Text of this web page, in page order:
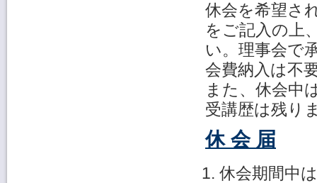
休会を希望さ
をご記入の上
い。理事会で
会費納入は不
また、休会中
受講歴は残り
休 会 届
休会期間中